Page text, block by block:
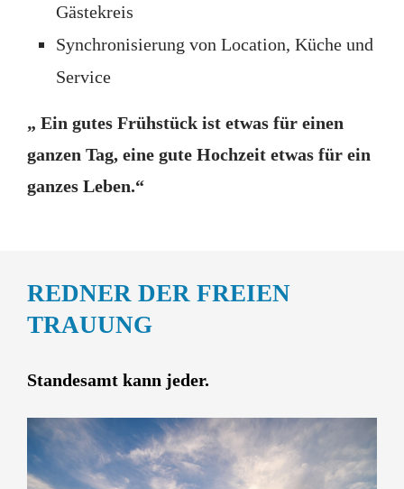
Gästekreis
Synchronisierung von Location, Küche und
Service
„ Ein gutes Frühstück ist etwas für einen
ganzen Tag, eine gute Hochzeit etwas für ein
ganzes Leben.“
REDNER DER FREIEN
TRAUUNG
Standesamt kann jeder.